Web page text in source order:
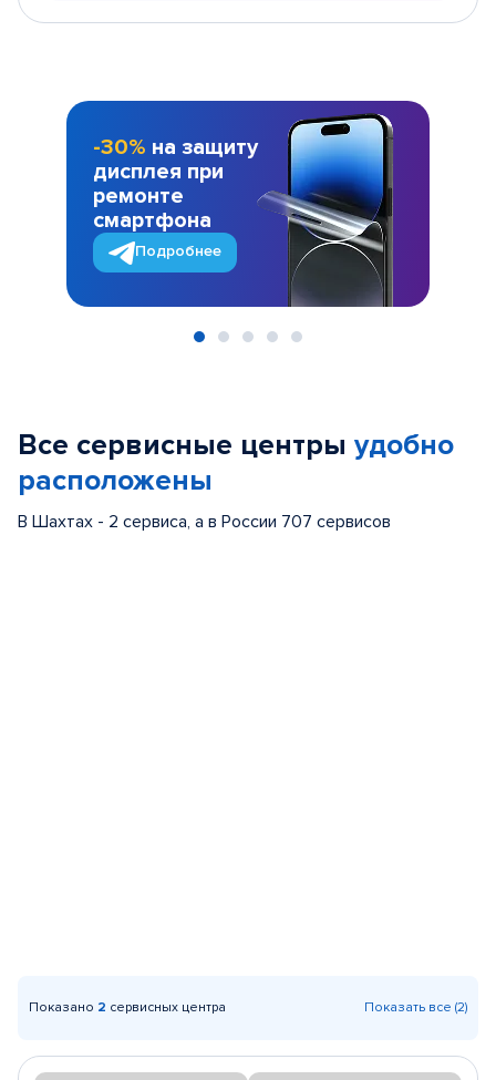
-30% на защиту
дисплея при
ремонте
смартфона
Подробнее
Все сервисные центры удобно
расположены
В Шахтах - 2 сервиса, а в России 707 сервисов
Показано 2 сервисных центра Показать все (2)